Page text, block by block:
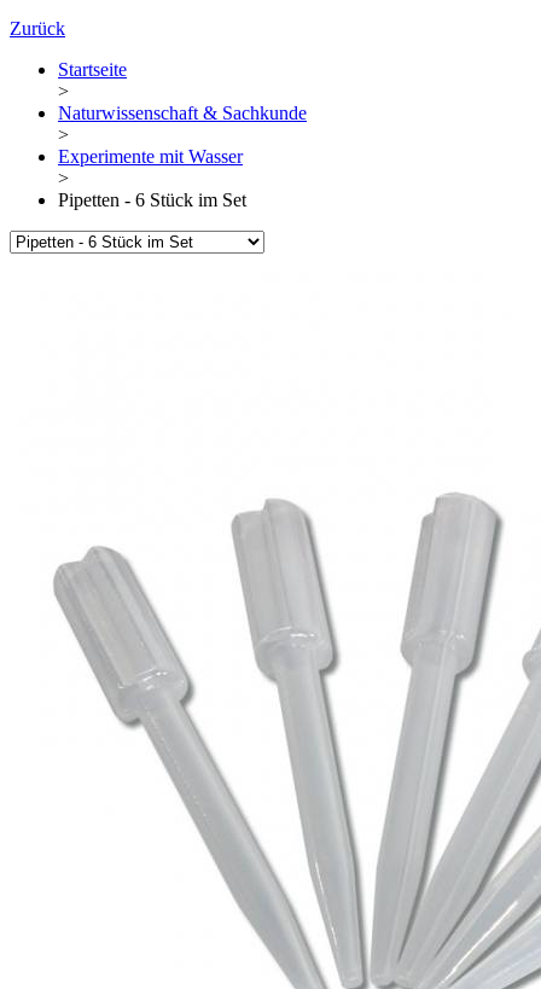
Zurück
Startseite
>
Naturwissenschaft & Sachkunde
>
Experimente mit Wasser
>
Pipetten - 6 Stück im Set